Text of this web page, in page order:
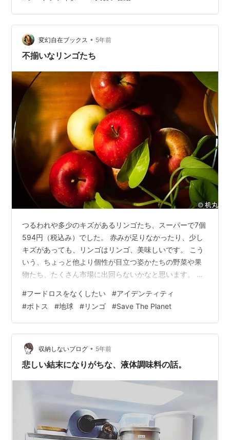
は、他の番組ではやってない功績がある( ^ω^ ) 沢山食べ
て店は潤う功績。 番組で食べた総重量の白米を児童施設
等に寄付するという功績（＾ν＾） テレビ放映の度に寄
付されるから、毎週30kgくらいの白米が寄付されてい
る。 素晴…
変幻自在ブックス • 5年前
不揃いなリンゴたち
つるわれや多少のキズがあるリンゴたち、スーパーで7個
594円（税込み）でした。 赤みが足りなかったり、少し
キズがあっても、リンゴはリンゴ、美味しいです。 こう
いう、ちょっと他より個性が目立つ姿かたちの野菜や果
物たち、たくさん市場に出回らないかなと思います。 そ
と野菜や果物たちの意志、アイデンティティを尊重し、
いただく私が、彼らの都合に合わせたいと思います。 も
っと、地球のために尽くしたいなぁ。。。 それはさてお
き、、、余談ですが、上のお写真に写り込んでるグリー
ンはポトスです。 悪い気が集まりやすいキッチンに置く
と良い、とのことで、私も置くよう…
#フードロスをなくしたい #アイデンティティ
#ポトス #地球 #リンゴ #Save The Planet
収納しないブログ • 5年前
悲しい結末になりがちな、液体調味料の話。